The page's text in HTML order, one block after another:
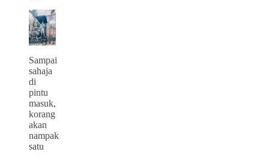
Sampai
sahaja
di
pintu
masuk,
korang
akan
nampak
satu